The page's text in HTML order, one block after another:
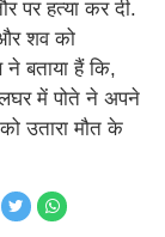
पर हत्या कर दी.
शव को
ने बताया हैं कि,
में पोते ने अपने
उतारा मौत के